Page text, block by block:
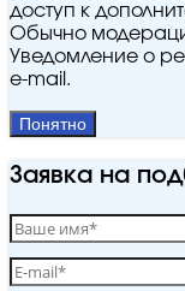
доступ к
Обычно
Уведомление о
e‑mail.
Понятно
Заявка на